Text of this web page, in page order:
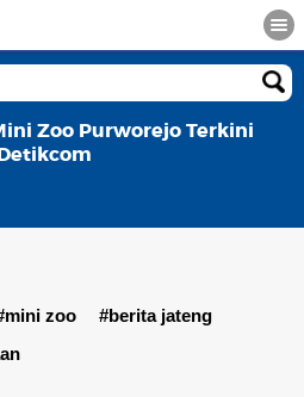
Zoo Purworejo Terkini
zoo
#berita jateng